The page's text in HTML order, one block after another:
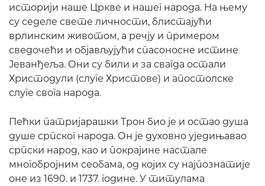
историји наше Цркве и нашег народа. На њему
су седеле свете личности, блистајући
врлинским животом, а речју и примером
сведочећи и објављујући спасоносне истине
Јеванђеља. Они су били и за свагда остали
Христодули (слуге Христове) и апостолске
слуге свога народа.
Пећки патријарашки Трон био је и остао душа
душе српског народа. Он је духовно уједињавао
српски народ, као и покрајине настале
многобројним сеобама, од којих су најпознатије
оне из 1690. и 1737. године. У титулама